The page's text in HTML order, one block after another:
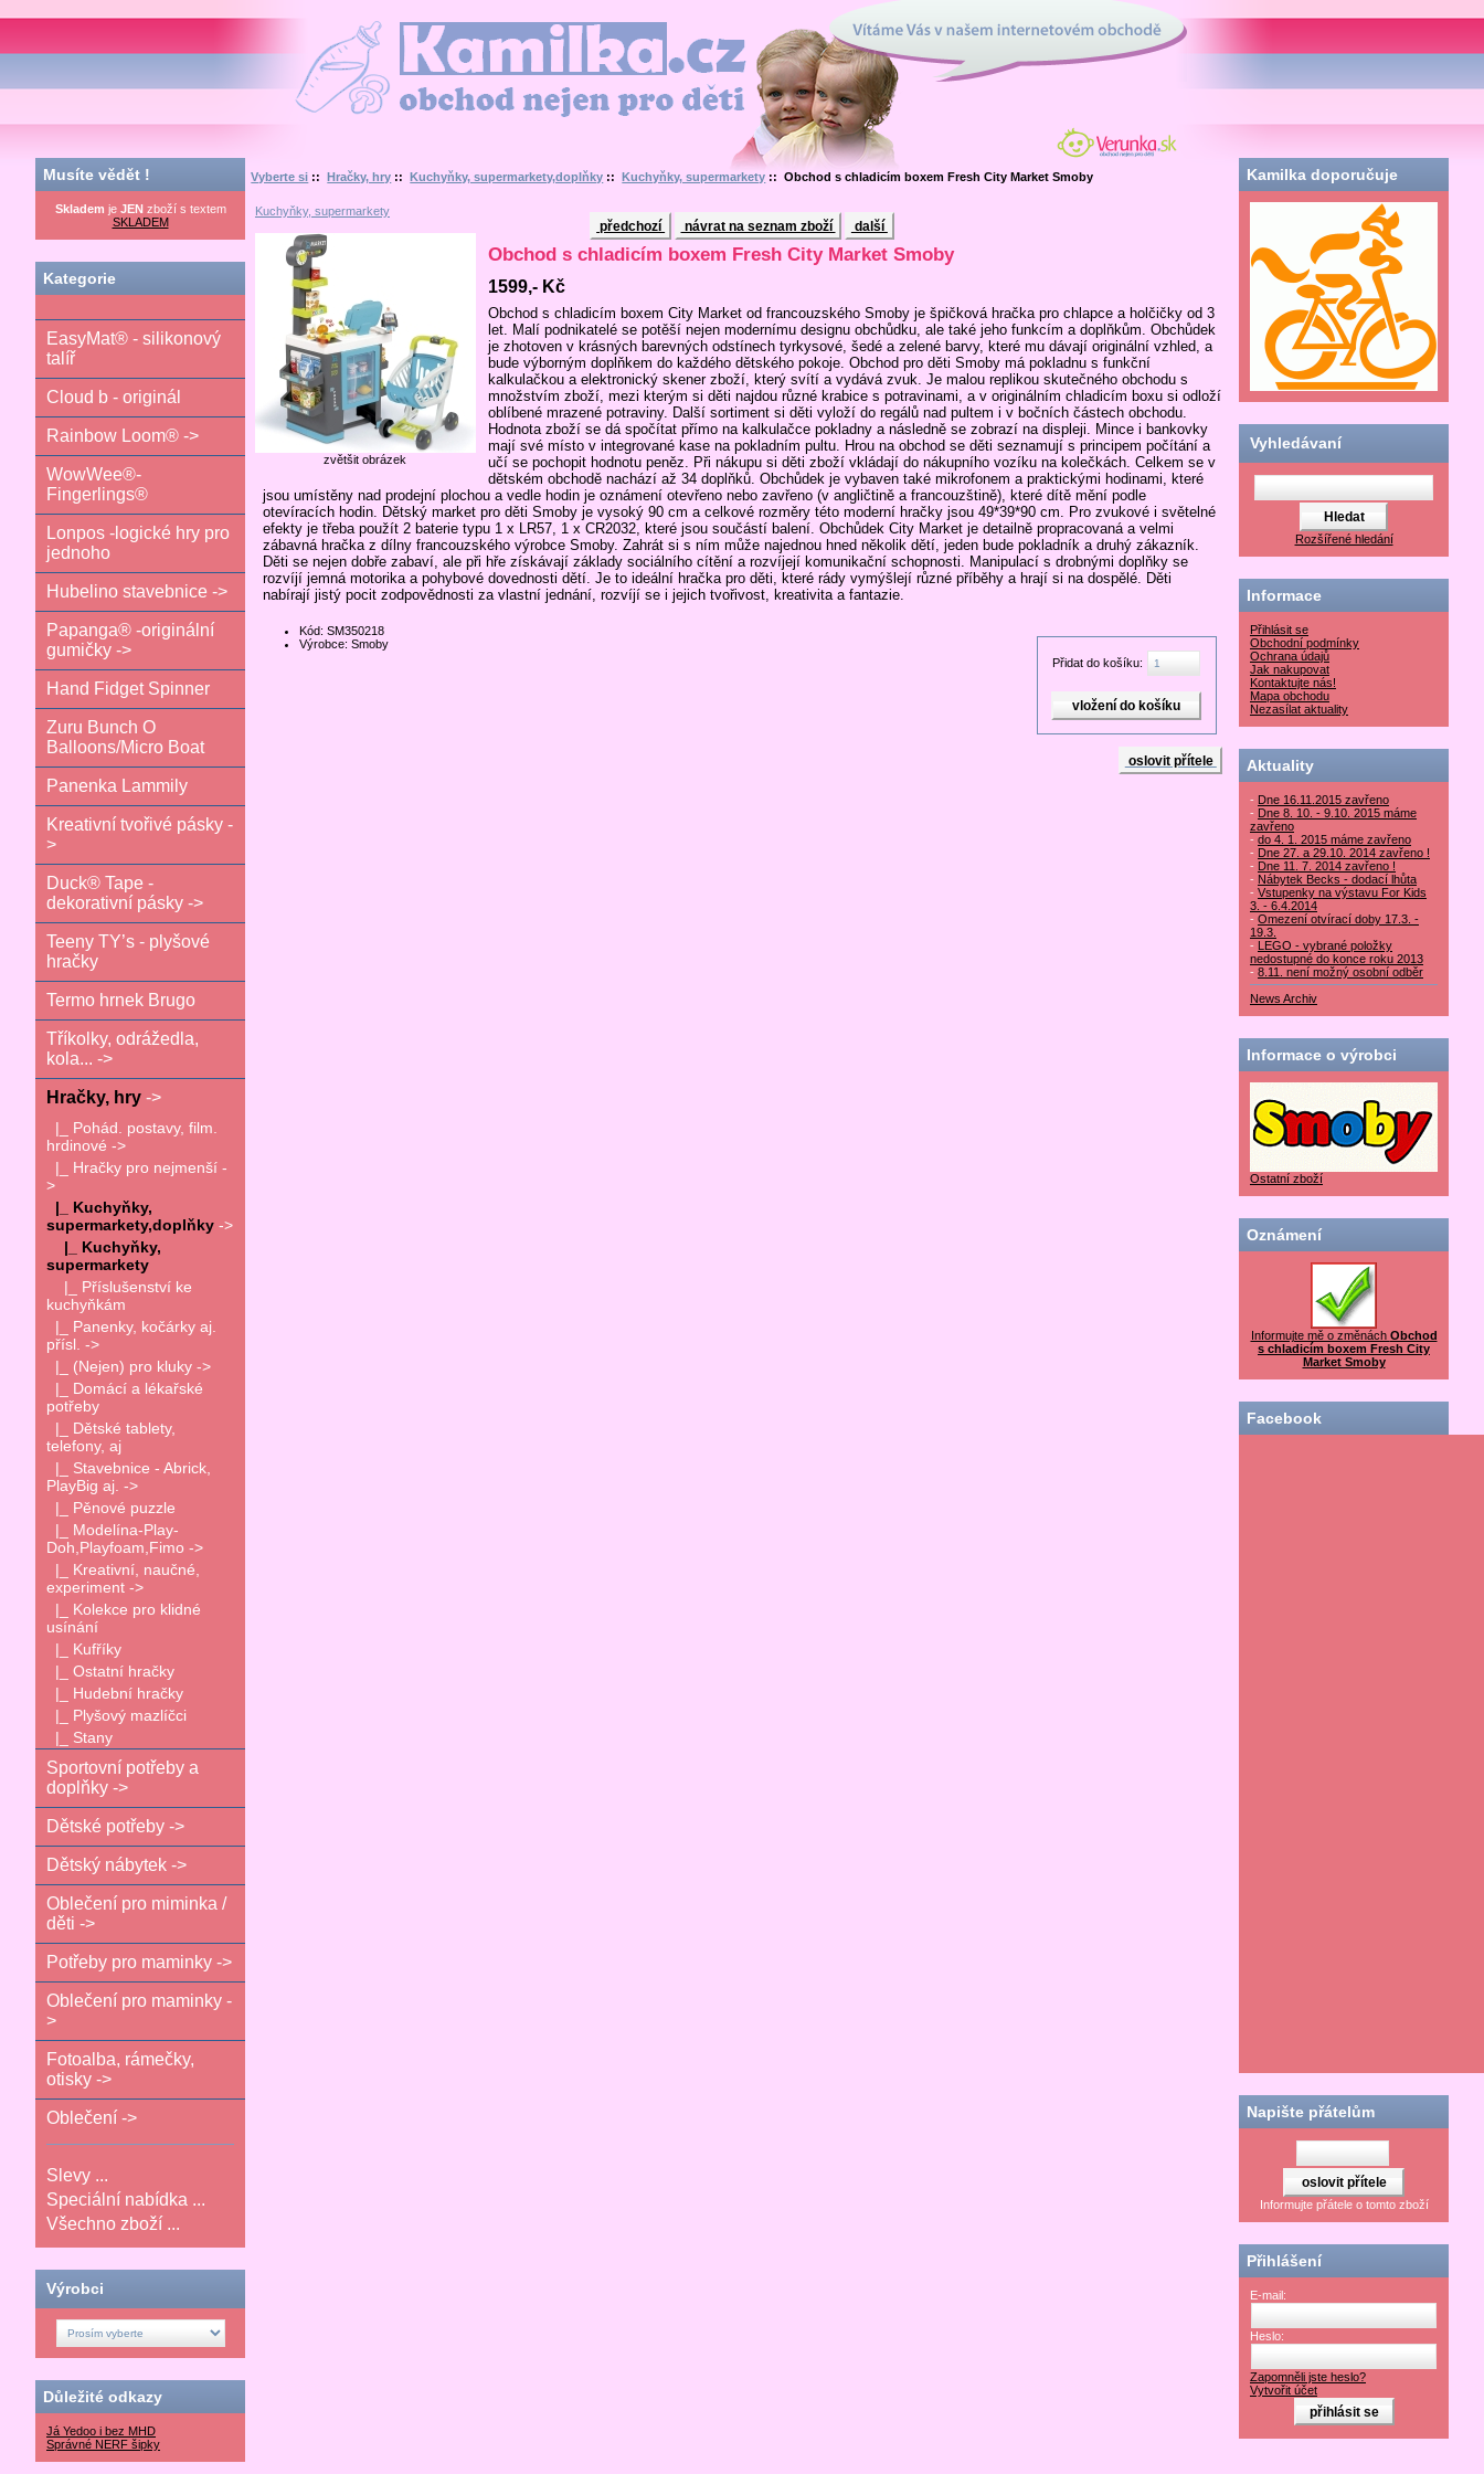
Kamilka.cz - obchod nejen pro děti
Vítáme Vás v našem internetovém obchodě
Verunka.sk - obchod
nielen pre deti
Musíte vědět !
Skladem je JENzboží s textem
SKLADEM
Kategorie
EasyMat® - silikonový
talíř
Cloud b - originál
Rainbow Loom® ->
WowWee®-
Fingerlings®
Lonpos -logické hry pro
jednoho
Hubelino stavebnice ->
Papanga® -originální
gumičky ->
Hand Fidget Spinner
Zuru Bunch O
Balloons/Micro Boat
Panenka Lammily
Kreativní tvořivé pásky -
>
Duck® Tape -
dekorativní pásky ->
Teeny TY’s - plyšové
hračky
Termo hrnek Brugo
Tříkolky, odrážedla,
kola... ->
Hračky, hry ->
|_ Pohád. postavy, film.
hrdinové ->
|_ Hračky pro nejmenší -
>
|_ Kuchyňky,
supermarkety,doplňky ->
|_ Kuchyňky,
supermarkety
|_ Příslušenství ke
kuchyňkám
|_ Panenky, kočárky aj.
přísl. ->
|_ (Nejen) pro kluky ->
|_ Domácí a lékařské
potřeby
|_ Dětské tablety,
telefony, aj
|_ Stavebnice - Abrick,
PlayBig aj. ->
|_ Pěnové puzzle
|_ Modelína-Play-
Doh,Playfoam,Fimo ->
|_ Kreativní, naučné,
experiment ->
|_ Kolekce pro klidné
usínání
|_ Kufříky
|_ Ostatní hračky
|_ Hudební hračky
|_ Plyšový mazlíčci
|_ Stany
Sportovní potřeby a
doplňky ->
Dětské potřeby ->
Dětský nábytek ->
Oblečení pro miminka /
děti ->
Potřeby pro maminky ->
Oblečení pro maminky -
>
Fotoalba, rámečky,
otisky ->
Oblečení ->
Slevy ...
Speciální nabídka ...
Všechno zboží ...
Výrobci
Důležité odkazy
Já Yedoo i bez MHD
Správné NERF šipky
Vyberte si ::Hračky, hry ::Kuchyňky, supermarkety,doplňky ::Kuchyňky, supermarkety :: Obchod s chladicím boxem Fresh City Market Smoby
Kuchyňky, supermarkety
předchozí návrat na seznam zboží další
zvětšit obrázek
Obchod s chladicím boxem Fresh City Market Smoby
1599,- Kč
Obchod s chladicím boxem City Market od francouzského Smoby je špičková hračka pro chlapce a holčičky od 3
let. Malí podnikatelé se potěší nejen modernímu designu obchůdku, ale také jeho funkcím a doplňkům. Obchůdek
je zhotoven v krásných barevných odstínech tyrkysové, šedé a zelené barvy, které mu dávají originální vzhled, a
bude výborným doplňkem do každého dětského pokoje. Obchod pro děti Smoby má pokladnu s funkční
kalkulačkou a elektronický skener zboží, který svítí a vydává zvuk. Je malou replikou skutečného obchodu s
množstvím zboží, mezi kterým si děti najdou různé krabice s potravinami, a v originálním chladicím boxu si odloží
oblíbené mrazené potraviny. Další sortiment si děti vyloží do regálů nad pultem i v bočních částech obchodu.
Hodnota zboží se dá spočítat přímo na kalkulačce pokladny a následně se zobrazí na displeji. Mince i bankovky
mají své místo v integrované kase na pokladním pultu. Hrou na obchod se děti seznamují s principem počítání a
učí se pochopit hodnotu peněz. Při nákupu si děti zboží vkládají do nákupního vozíku na kolečkách. Celkem se v
dětském obchodě nachází až 34 doplňků. Obchůdek je vybaven také mikrofonem a praktickými hodinami, které
jsou umístěny nad prodejní plochou a vedle hodin je oznámení otevřeno nebo zavřeno (v angličtině a francouzštině), které dítě mění podle
otevíracích hodin. Dětský market pro děti Smoby je vysoký 90 cm a celkové rozměry této moderní hračky jsou 49*39*90 cm. Pro zvukové i světelné
efekty je třeba použít 2 baterie typu 1 x LR57, 1 x CR2032, které jsou součástí balení. Obchůdek City Market je detailně propracovaná a velmi
zábavná hračka z dílny francouzského výrobce Smoby. Zahrát si s ním může najednou hned několik dětí, jeden bude pokladník a druhý zákazník.
Děti se nejen dobře zabaví, ale při hře získávají základy sociálního cítění a rozvíjejí komunikační schopnosti. Manipulací s drobnými doplňky se
rozvíjí jemná motorika a pohybové dovednosti dětí. Je to ideální hračka pro děti, které rády vymýšlejí různé příběhy a hrají si na dospělé. Děti
nabírají jistý pocit zodpovědnosti za vlastní jednání, rozvíjí se i jejich tvořivost, kreativita a fantazie.
Přidat do košíku:
Kód: SM350218
Výrobce: Smoby
oslovit přítele
Kamilka doporučuje
Vyhledávaní
Rozšířené hledání
Informace
Přihlásit se
Obchodní podmínky
Ochrana údajů
Jak nakupovat
Kontaktujte nás!
Mapa obchodu
Nezasílat aktuality
Aktuality
- Dne 16.11.2015 zavřeno
- Dne 8. 10. - 9.10. 2015 máme
zavřeno
- do 4. 1. 2015 máme zavřeno
- Dne 27. a 29.10. 2014 zavřeno !
- Dne 11. 7. 2014 zavřeno !
- Nábytek Becks - dodací lhůta
- Vstupenky na výstavu For Kids
3. - 6.4.2014
- Omezení otvírací doby 17.3. -
19.3.
- LEGO - vybrané položky
nedostupné do konce roku 2013
- 8.11. není možný osobní odběr
News Archiv
Informace o výrobci
Ostatní zboží
Oznámení
Informujte mě o změnách Obchod
s chladicím boxem Fresh City
Market Smoby
Facebook
Napište přátelům
Informujte přátele o tomto zboží
Přihlášení
E-mail:
Heslo:
Zapomněli jste heslo?
Vytvořit účet